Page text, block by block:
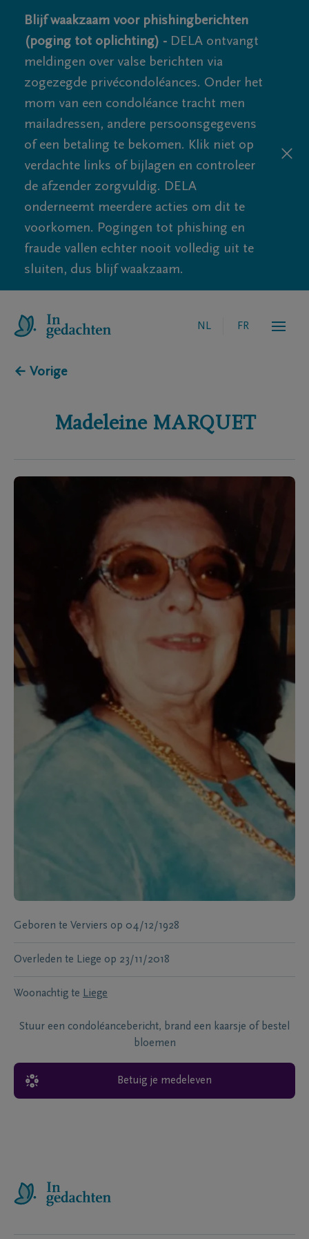
Blijf waakzaam voor phishingberichten
(poging tot oplichting) - DELA ontvangt
meldingen over valse berichten via
zogezegde privécondoléances. Onder het
mom van een condoléance tracht men
mailadressen, andere persoonsgegevens
of een betaling te bekomen. Klik niet op
verdachte links of bijlagen en controleer
de afzender zorgvuldig. DELA
onderneemt meerdere acties om dit te
voorkomen. Pogingen tot phishing en
fraude vallen echter nooit volledig uit te
sluiten, dus blijf waakzaam.
NL FR
← Vorige
Madeleine MARQUET
Geboren te Verviers op 04/12/1928
Overleden te Liege op 23/11/2018
Woonachtig te Liege
Stuur een condoléancebericht, brand een kaarsje of bestel
bloemen
Betuig je medeleven